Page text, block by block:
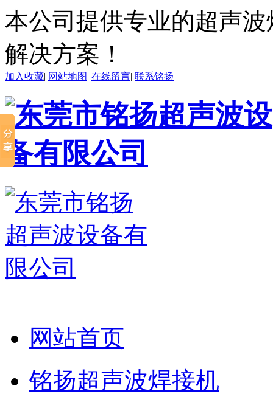
本公司提供专业的超声
解决方案！
加入收藏| 网站地图| 在线留言| 联系铭扬
网站首页
铭扬超声波焊接机